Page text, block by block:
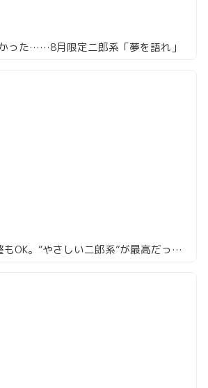
った……8月限定二郎系「夢を語れ」
子どもOKで量調整もOK。“やさしい二郎系”が最高だった件